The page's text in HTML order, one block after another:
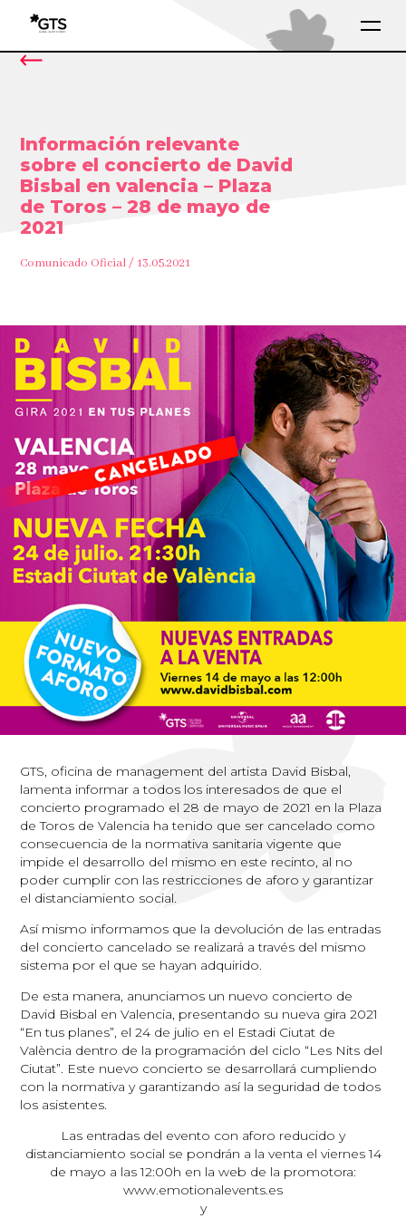
Información relevante
sobre el concierto de David
Bisbal en valencia – Plaza
de Toros – 28 de mayo de
2021
Comunicado Oficial / 13.05.2021
GTS, oficina de management del artista David Bisbal,
lamenta informar a todos los interesados de que el
concierto programado el 28 de mayo de 2021 en la Plaza
de Toros de Valencia ha tenido que ser cancelado como
consecuencia de la normativa sanitaria vigente que
impide el desarrollo del mismo en este recinto, al no
poder cumplir con las restricciones de aforo y garantizar
el distanciamiento social.
Así mismo informamos que la devolución de las entradas
del concierto cancelado se realizará a través del mismo
sistema por el que se hayan adquirido.
De esta manera, anunciamos un nuevo concierto de
David Bisbal en Valencia, presentando su nueva gira 2021
“En tus planes”, el 24 de julio en el Estadi Ciutat de
València dentro de la programación del ciclo “Les Nits del
Ciutat”. Este nuevo concierto se desarrollará cumpliendo
con la normativa y garantizando así la seguridad de todos
los asistentes.
Las entradas del evento con aforo reducido y
distanciamiento social se pondrán a la venta el viernes 14
de mayo a las 12:00h en la web de la promotora:
www.emotionalevents.es
y